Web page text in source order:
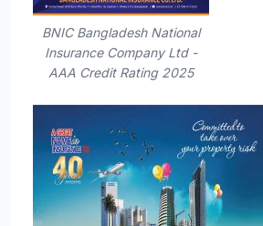
BNIC Bangladesh National
Insurance Company Ltd -
AAA Credit Rating 2025